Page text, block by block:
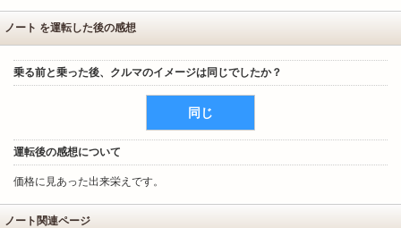
ノート を運転した後の感想
乗る前と乗った後、クルマのイメージは同じでしたか？
同じ
運転後の感想について
価格に見あった出来栄えです。
ノート関連ページ